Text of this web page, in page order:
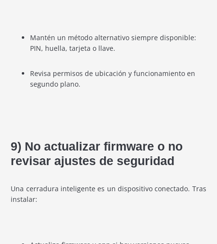
Mantén un método alternativo siempre disponible:
PIN, huella, tarjeta o llave.
Revisa permisos de ubicación y funcionamiento en
segundo plano.
9) No actualizar firmware o no
revisar ajustes de seguridad
Una cerradura inteligente es un dispositivo conectado. Tras
instalar: